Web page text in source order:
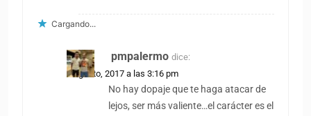
Cargando...
pmpalermo dice:
8 agosto, 2017 a las 3:16 pm
No hay dopaje que te haga atacar de
lejos, ser más valiente…el carácter es el